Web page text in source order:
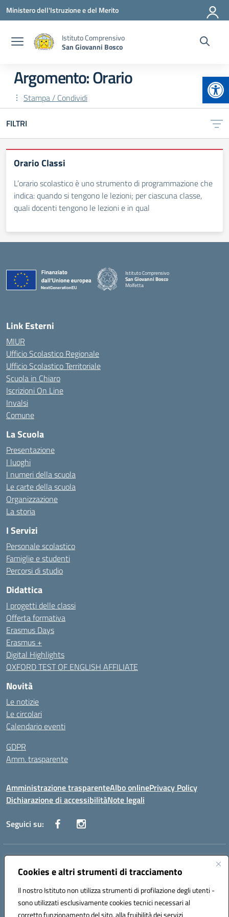
Cookies e altri strumenti di tracciamento
Il nostro Istituto non utilizza strumenti di profilazione degli utenti -
sono utilizzati esclusivamente cookies tecnici necessari al
corretto funzionamento del sito, alla fruibilità dei servizi
Vai ai contenuti
Vai al menu di navigazione
Vai al footer
Ministero dell'Istruzione e del Merito
Istituto Comprensivo
San Giovanni Bosco
Argomento: Orario
Stampa / Condividi
FILTRI
Orario Classi
L’orario scolastico è uno strumento di programmazione che
indica: quando si tengono le lezioni; per ciascuna classe,
quali docenti tengono le lezioni e in qual
Istituto Comprensivo
San Giovanni Bosco
Molfetta
Link Esterni
MIUR
Ufficio Scolastico Regionale
Ufficio Scolastico Territoriale
Scuola in Chiaro
Iscrizioni On Line
Invalsi
Comune
La Scuola
Presentazione
I luoghi
I numeri della scuola
Le carte della scuola
Organizzazione
La storia
I Servizi
Personale scolastico
Famiglie e studenti
Percorsi di studio
Didattica
I progetti delle classi
Offerta formativa
Erasmus Days
Erasmus +
Digital Highlights
OXFORD TEST OF ENGLISH AFFILIATE
Novità
Le notizie
Le circolari
Calendario eventi
GDPR
Amm. trasparente
Amministrazione trasparenteAlbo onlinePrivacy Policy
Dichiarazione di accessibilitàNote legali
Seguici su:
Indirizzo:
Centralino:+39 080 2446680 Email:baic882008@istruzione.it
Codice fiscale: 80023470729
Codice meccanografico:
BAIC882008